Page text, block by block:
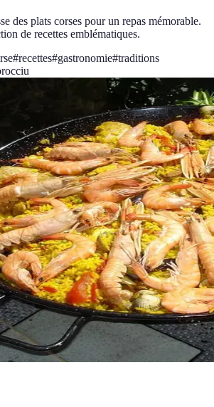
des plats corses pour un repas mémorable.
de recettes emblématiques.
#recettes#gastronomie#traditions